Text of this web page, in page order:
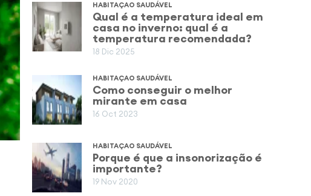
HABITAÇAO SAUDÁVEL
Qual é a temperatura ideal em
casa no inverno: qual é a
temperatura recomendada?
18 Dic 2025
HABITAÇAO SAUDÁVEL
Como conseguir o melhor
mirante em casa
16 Oct 2023
HABITAÇAO SAUDÁVEL
Porque é que a insonorização é
importante?
19 Nov 2020